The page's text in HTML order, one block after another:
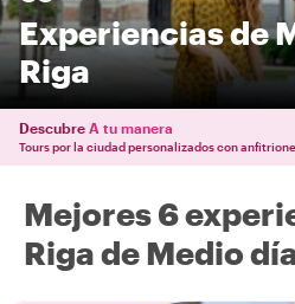
Experiencias de
Riga
Descubre A tu manera
Tours por la ciudad personalizados con
Mejores 6
Riga de Medio